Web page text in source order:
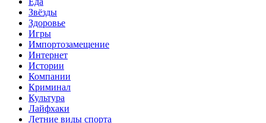
Звёзды
Здоровье
Игры
Импортозамещение
Интернет
Истории
Компании
Криминал
Культура
Лайфхаки
Летние виды спорта